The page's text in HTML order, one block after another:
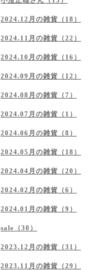
2024.12月の雑貨（18）
2024.11月の雑貨（22）
2024.10月の雑貨（16）
2024.09月の雑貨（12）
2024.08月の雑貨（7）
2024.07月の雑貨（1）
2024.06月の雑貨（8）
2024.05月の雑貨（18）
2024.04月の雑貨（20）
2024.02月の雑貨（6）
2024.01月の雑貨（9）
sale（30）
2023.12月の雑貨（31）
2023.11月の雑貨（29）